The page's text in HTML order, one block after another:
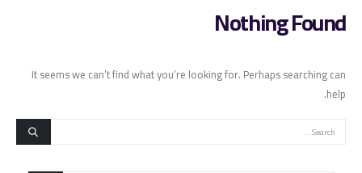
Nothing Found
It seems we can’t find what you’re looking for. Perhaps searching can
help.